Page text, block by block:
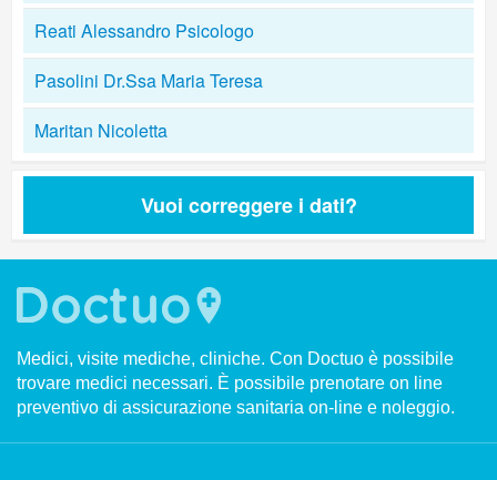
Reati Alessandro Psicologo
Pasolini Dr.Ssa Maria Teresa
Maritan Nicoletta
Vuoi correggere i dati?
Medici, visite mediche, cliniche. Con Doctuo è possibile
trovare medici necessari. È possibile prenotare on line
preventivo di assicurazione sanitaria on-line e noleggio.